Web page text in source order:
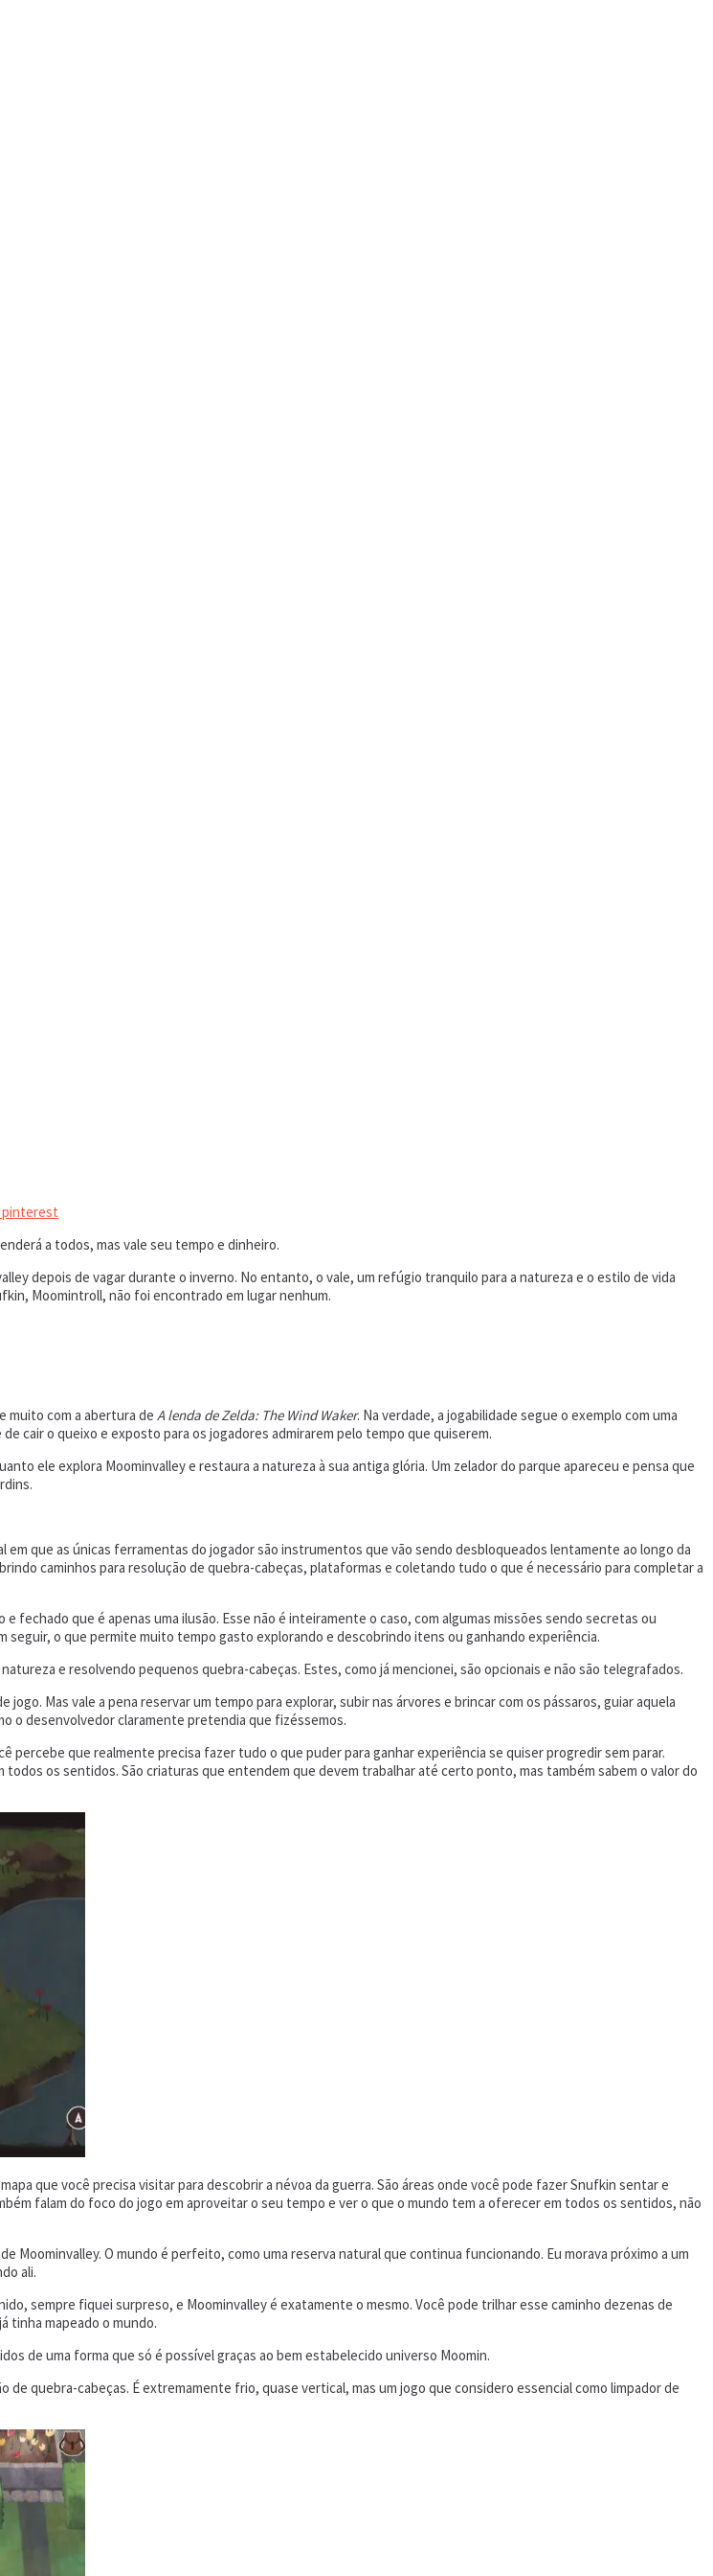
pinterest
a todos, mas vale seu tempo e dinheiro.
depois de vagar durante o inverno. No entanto, o vale, um refúgio tranquilo para a natureza e o estilo de vida
Moomintroll, não foi encontrado em lugar nenhum.
muito com a abertura de A lenda de Zelda: The Wind Waker. Na verdade, a jogabilidade segue o exemplo com uma
cair o queixo e exposto para os jogadores admirarem pelo tempo que quiserem.
ele explora Moominvalley e restaura a natureza à sua antiga glória. Um zelador do parque apareceu e pensa que
em que as únicas ferramentas do jogador são instrumentos que vão sendo desbloqueados lentamente ao longo da
caminhos para resolução de quebra-cabeças, plataformas e coletando tudo o que é necessário para completar a
que é apenas uma ilusão. Esse não é inteiramente o caso, com algumas missões sendo secretas ou
o que permite muito tempo gasto explorando e descobrindo itens ou ganhando experiência.
e resolvendo pequenos quebra-cabeças. Estes, como já mencionei, são opcionais e não são telegrafados.
Mas vale a pena reservar um tempo para explorar, subir nas árvores e brincar com os pássaros, guiar aquela
o desenvolvedor claramente pretendia que fizéssemos.
que realmente precisa fazer tudo o que puder para ganhar experiência se quiser progredir sem parar.
os sentidos. São criaturas que entendem que devem trabalhar até certo ponto, mas também sabem o valor do
que você precisa visitar para descobrir a névoa da guerra. São áreas onde você pode fazer Snufkin sentar e
falam do foco do jogo em aproveitar o seu tempo e ver o que o mundo tem a oferecer em todos os sentidos, não
O mundo é perfeito, como uma reserva natural que continua funcionando. Eu morava próximo a um
ali.
sempre fiquei surpreso, e Moominvalley é exatamente o mesmo. Você pode trilhar esse caminho dezenas de
tinha mapeado o mundo.
de uma forma que só é possível graças ao bem estabelecido universo Moomin.
quebra-cabeças. É extremamente frio, quase vertical, mas um jogo que considero essencial como limpador de